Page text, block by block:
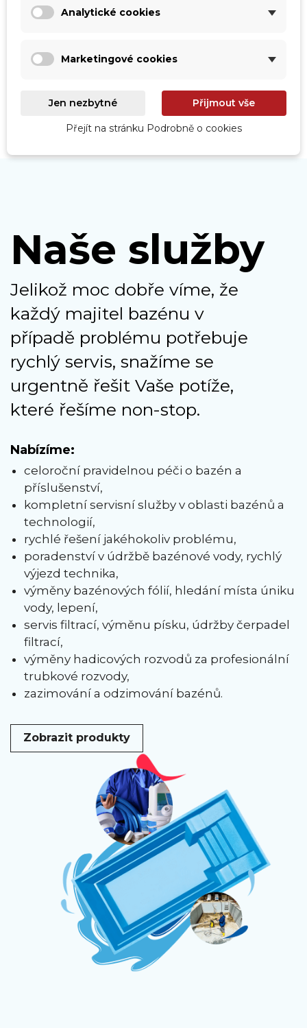
Naše služby
Jelikož moc dobře víme, že
každý majitel bazénu v
případě problému potřebuje
rychlý servis, snažíme se
urgentně řešit Vaše potíže,
které řešíme non-stop.
Nabízíme:
celoroční pravidelnou péči o bazén a
příslušenství,
kompletní servisní služby v oblasti bazénů a
technologií,
rychlé řešení jakéhokoliv problému,
poradenství v údržbě bazénové vody, rychlý
výjezd technika,
výměny bazénových fólií, hledání místa úniku
vody, lepení,
servis filtrací, výměnu písku, údržby čerpadel
filtrací,
výměny hadicových rozvodů za profesionální
trubkové rozvody,
zazimování a odzimování bazénů.
Zobrazit produkty
Analytické cookies
Marketingové cookies
Jen nezbytné Přijmout vše
Přejít na stránku Podrobně o cookies